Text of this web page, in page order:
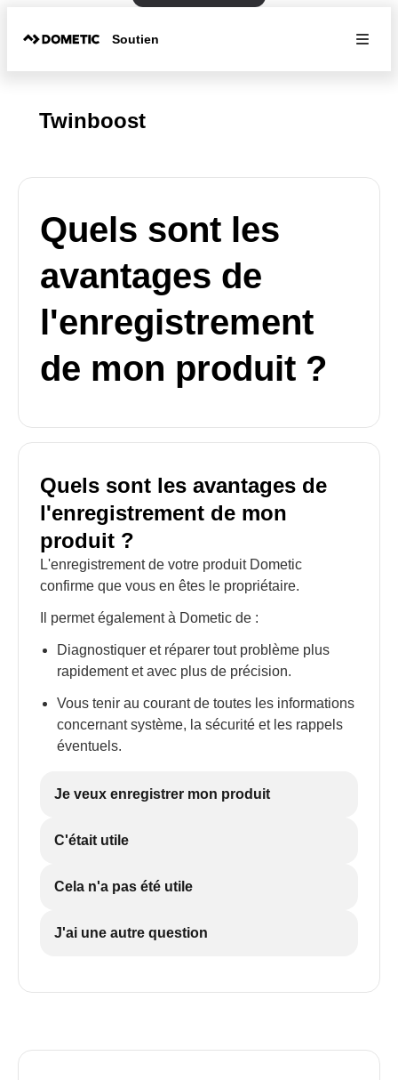
Soutien
Twinboost
Quels sont les
avantages de
l'enregistrement
de mon produit ?
Quels sont les avantages de
l'enregistrement de mon
produit ?
L'enregistrement de votre produit Dometic
confirme que vous en êtes le propriétaire.
Il permet également à Dometic de :
Diagnostiquer et réparer tout problème plus
rapidement et avec plus de précision.
Vous tenir au courant de toutes les informations
concernant système, la sécurité et les rappels
éventuels.
Je veux enregistrer mon produit
C'était utile
Cela n'a pas été utile
J'ai une autre question